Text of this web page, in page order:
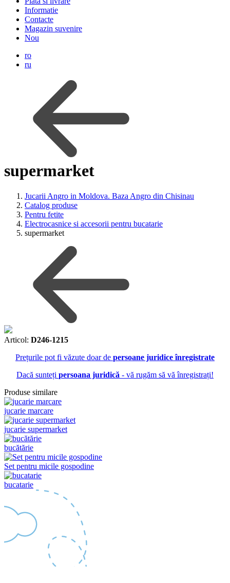
Informatie
Contacte
Magazin suvenire
Nou
ro
ru
supermarket
Jucarii Angro in Moldova. Baza Angro din Chisinau
Catalog produse
Pentru fetite
Electrocasnice si accesorii pentru bucatarie
supermarket
Articol: D246-1215
Prețurile pot fi văzute doar de persoane juridice înregistrate
Dacă sunteți persoana juridică - vă rugăm să vă înregistrați!
Produse similare
jucarie marcare
jucarie supermarket
bucătărie
Set pentru micile gospodine
bucatarie